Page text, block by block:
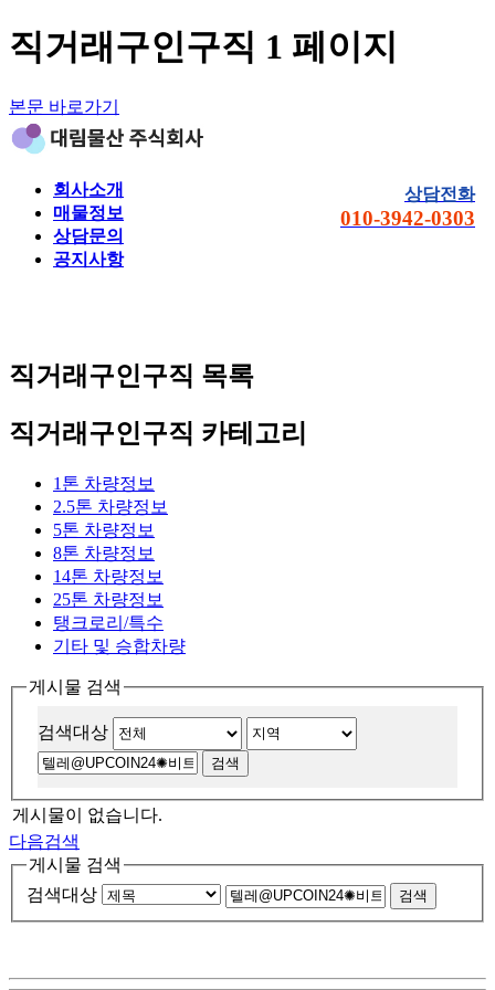
직거래구인구직 1 페이지
본문 바로가기
상담전화
010-3942-0303
회사소개
매물정보
상담문의
공지사항
직거래구인구직 목록
직거래구인구직 카테고리
1톤 차량정보
2.5톤 차량정보
5톤 차량정보
8톤 차량정보
14톤 차량정보
25톤 차량정보
탱크로리/특수
기타 및 승합차량
게시물 검색
검색대상
게시물이 없습니다.
다음검색
게시물 검색
검색대상